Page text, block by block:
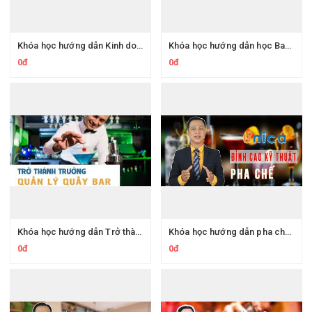
Khóa học hướng dẫn Kinh doanh đồ uống nóng cho ngày đông
0đ
Khóa học hướng dẫn học Bartender Flair nâng cao bài bản nhất
0đ
Khóa học hướng dẫn Trở thành trưởng quản lý quầy bar
0đ
Khóa học hướng dẫn pha chế đỉnh cao từ A - Z
0đ